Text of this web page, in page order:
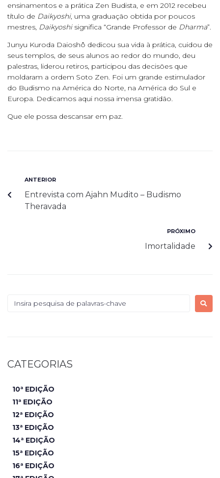
ensinamentos e a prática Zen Budista, e em 2012 recebeu
título de Daikyoshi, uma graduação obtida por poucos
mestres, Daikyoshi significa “Grande Professor de Dharma”.
Junyu Kuroda Daioshô dedicou sua vida à prática, cuidou de
seus templos, de seus alunos ao redor do mundo, deu
palestras, liderou retiros, participou das decisões que
moldaram a ordem Soto Zen. Foi um grande estimulador
do Budismo na América do Norte, na América do Sul e
Europa. Dedicamos aqui nossa imensa gratidão.
Que ele possa descansar em paz.
ANTERIOR
Entrevista com Ajahn Mudito – Budismo
Theravada
PRÓXIMO
Imortalidade
CATEGORIAS
10ª EDIÇÃO
11ª EDIÇÃO
12ª EDIÇÃO
13ª EDIÇÃO
14ª EDIÇÃO
15ª EDIÇÃO
16ª EDIÇÃO